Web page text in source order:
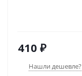
410 ₽
Нашли дешевле?